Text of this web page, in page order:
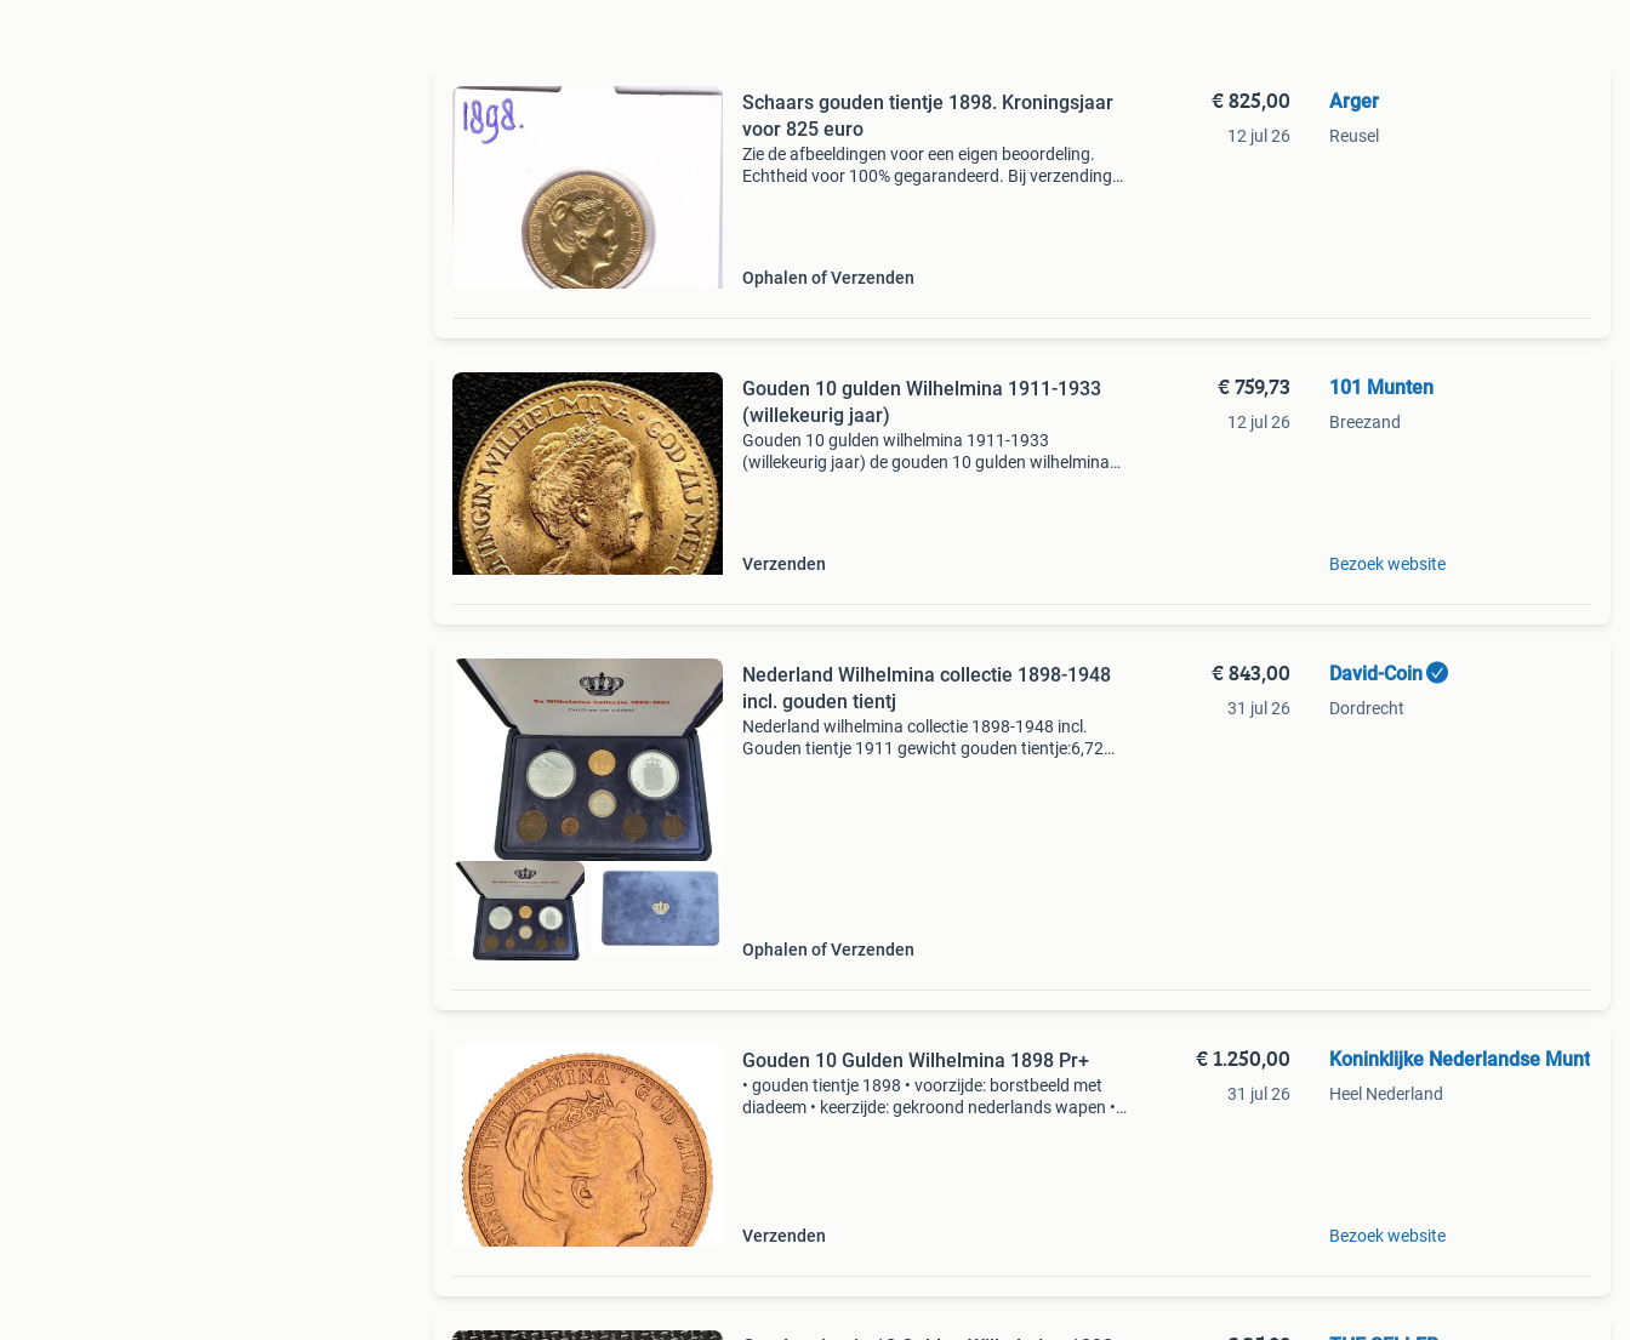
Schaars gouden tientje 1898. Kroningsjaar
voor 825 euro
Zie de afbeeldingen voor een eigen beoordeling.
Echtheid voor 100% gegarandeerd. Bij verzending
Ophalen of Verzenden
€ 825,00
12 jul 26
Arger
Reusel
Gouden 10 gulden Wilhelmina 1911-1933
(willekeurig jaar)
Gouden 10 gulden wilhelmina 1911-1933
(willekeurig jaar) de gouden 10 gulden wilhelmina
Verzenden
€ 759,73
12 jul 26
101 Munten
Breezand
Bezoek website
Nederland Wilhelmina collectie 1898-1948
incl. gouden tientj
Nederland wilhelmina collectie 1898-1948 incl.
Gouden tientje 1911 gewicht gouden tientje:6,72
Ophalen of Verzenden
€ 843,00
31 jul 26
David-Coin
Dordrecht
Gouden 10 Gulden Wilhelmina 1898 Pr+
• gouden tientje 1898 • voorzijde: borstbeeld met
diadeem • keerzijde: gekroond nederlands wapen •
Verzenden
€ 1.250,00
31 jul 26
Koninklijke Nederlandse Munt
Heel Nederland
Bezoek website